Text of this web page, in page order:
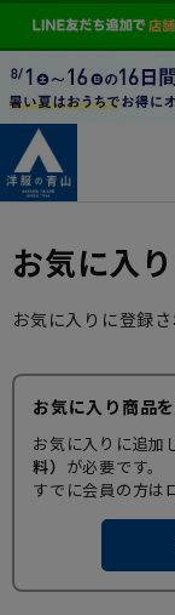
お気に入り
お気に入りに登録
お気に入り商品
お気に入りに追加
料） が必要です。
すでに会員の方は